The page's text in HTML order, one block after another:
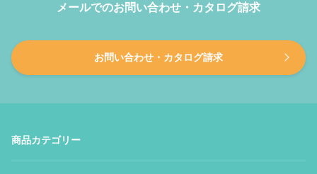
メールでのお問い合わせ・カタログ請求
お問い合わせ・カタログ請求
商品カテゴリー